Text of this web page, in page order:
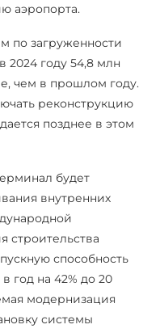
аэропорта.
по загруженности
году 54,8 млн
чем в прошлом году.
реконструкцию
позднее в этом
будет
внутренних
строительства
способность
год на 42% до 20
модернизация
системы